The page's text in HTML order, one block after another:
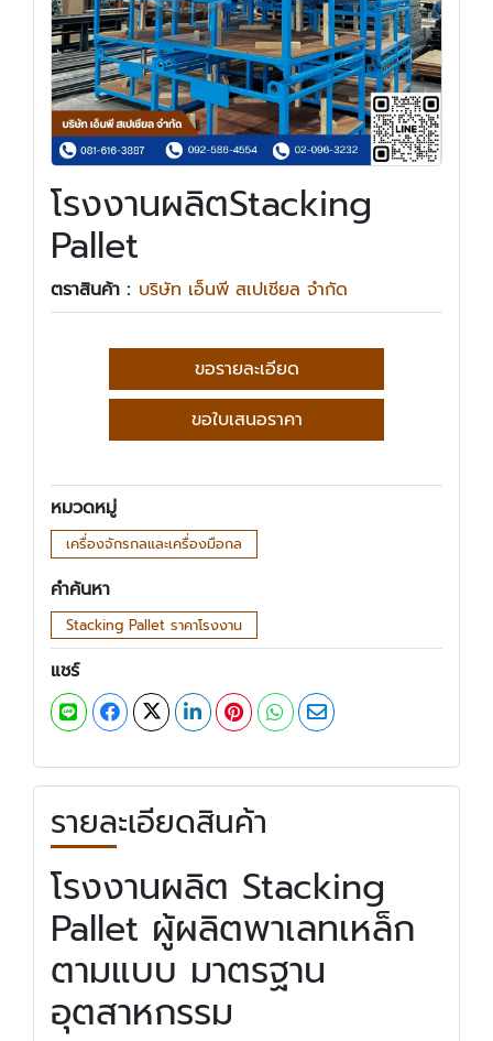
โรงงานผลิตStacking
Pallet
ตราสินค้า : บริษัท เอ็นพี สเปเชียล จำกัด
ขอรายละเอียด
ขอใบเสนอราคา
หมวดหมู่
เครื่องจักรกลและเครื่องมือกล
คำค้นหา
Stacking Pallet ราคาโรงงาน
แชร์
รายละเอียดสินค้า
โรงงานผลิต Stacking
Pallet ผู้ผลิตพาเลทเหล็ก
ตามแบบ มาตรฐาน
อุตสาหกรรม